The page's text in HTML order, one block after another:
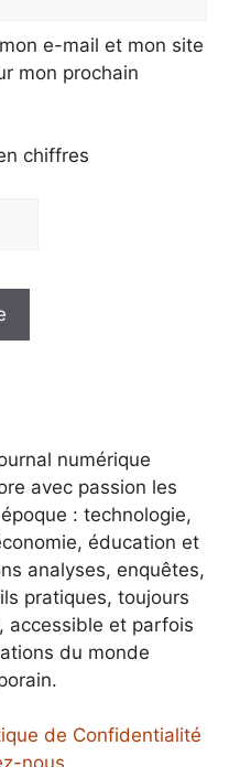
e-mail et mon site
mon prochain
chiffres
numérique
avec passion les
: technologie,
éducation et
analyses, enquêtes,
pratiques, toujours
accessible et parfois
du monde
de Confidentialité